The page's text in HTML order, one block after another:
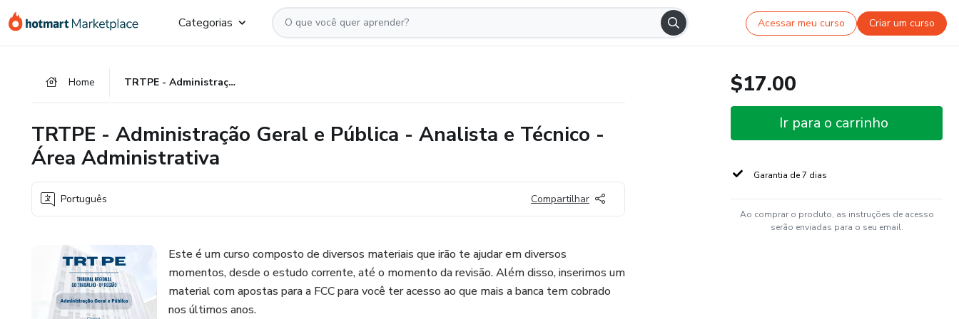
para
para
para
Categorias Acessar meu curso Criar um curso
Home TRTPE - Administração Geral e Pública - Analista e Técnico - Área Administrativa
TRTPE - Administração Geral e Pública - Analista e Técnico -
Área Administrativa
Português Compartilhar
Este é um curso composto de diversos materiais que irão te ajudar em diversos
momentos, desde o estudo corrente, até o momento da revisão. Além disso, inserimos um
material com apostas para a FCC para você ter acesso ao que mais a banca tem cobrado
nos últimos anos.
$17.00
Ir para o carrinho
Garantia de 7 dias
Ao comprar o produto, as instruções de acesso
serão enviadas para o seu email.